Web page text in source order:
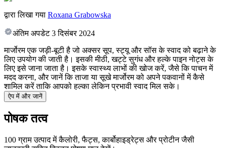
द्वारा लिखा गया Roxana Grabowska
अंतिम अपडेट 3 दिसंबर 2024
मार्जोरम एक जड़ी-बूटी है जो अक्सर सूप, स्ट्यू और सॉस के स्वाद को बढ़ाने के
लिए उपयोग की जाती है। इसकी मीठी, खट्टे सुगंध और हल्के पाइन नोट्स के
लिए इसे जाना जाता है। इसके स्वास्थ्य लाभों की खोज करें, जैसे कि पाचन में
मदद करना, और जानें कि ताजा या सूखे मार्जोरम को अपने पकवानों में कैसे
शामिल करें ताकि आपको हल्का लेकिन प्रभावी स्वाद मिल सके।
ऐप में और जानें
पोषक तत्व
100 ग्राम उत्पाद में कैलोरी, फैट्स, कार्बोहाइड्रेट्स और प्रोटीन जैसी